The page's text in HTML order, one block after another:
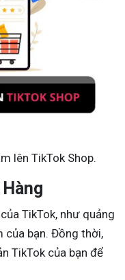
lên TikTok Shop.
TikTok, như quảng
của bạn. Đồng thời,
TikTok của bạn để